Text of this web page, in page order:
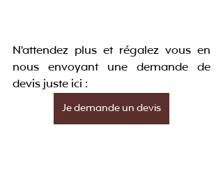
N'attendez plus et régalez vous en
nous envoyant une demande de
devis juste ici :
Je demande un devis